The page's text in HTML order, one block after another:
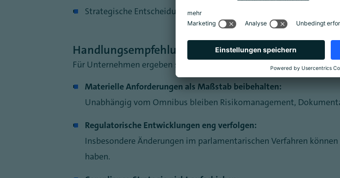
Strategische Entscheidungen, die allein auf eine mögliche
Handlungsempfehlungen
Für Unternehmen ergeben sich daraus folgende
Materielle Anforderungen als Maßstab beibehalten:
Unabhängig vom Omnibus bleiben Risikomanagement,
Regulatorische Entwicklungen eng verfolgen:
Insbesondere Änderungen im parlamentarischen Verfahren
haben.